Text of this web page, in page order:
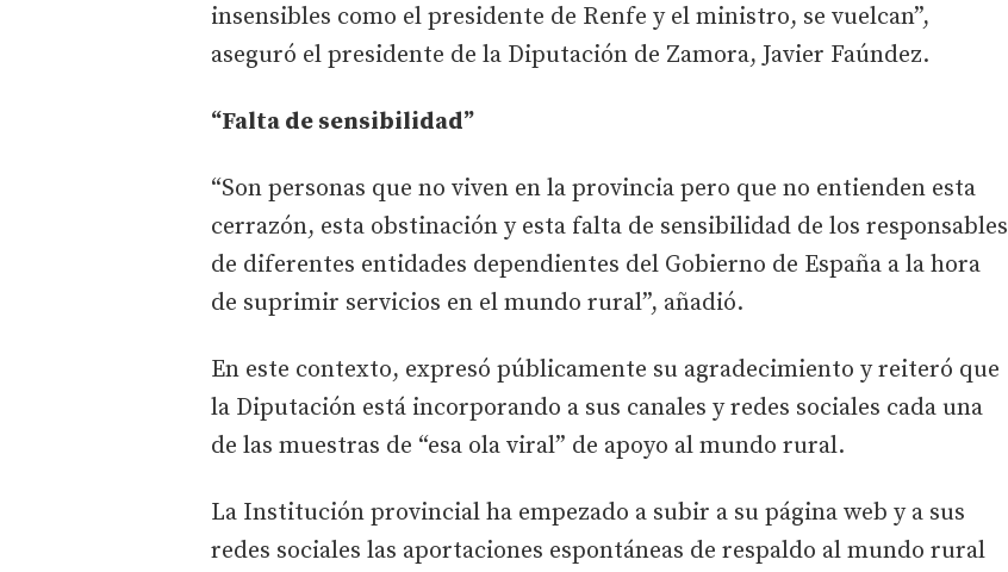
insensibles como el presidente de Renfe y el ministro, se vuelcan”,
aseguró el presidente de la Diputación de Zamora, Javier Faúndez.
“Falta de sensibilidad”
“Son personas que no viven en la provincia pero que no entienden esta
cerrazón, esta obstinación y esta falta de sensibilidad de los responsables
de diferentes entidades dependientes del Gobierno de España a la hora
de suprimir servicios en el mundo rural”, añadió.
En este contexto, expresó públicamente su agradecimiento y reiteró que
la Diputación está incorporando a sus canales y redes sociales cada una
de las muestras de “esa ola viral” de apoyo al mundo rural.
La Institución provincial ha empezado a subir a su página web y a sus
redes sociales las aportaciones espontáneas de respaldo al mundo rural